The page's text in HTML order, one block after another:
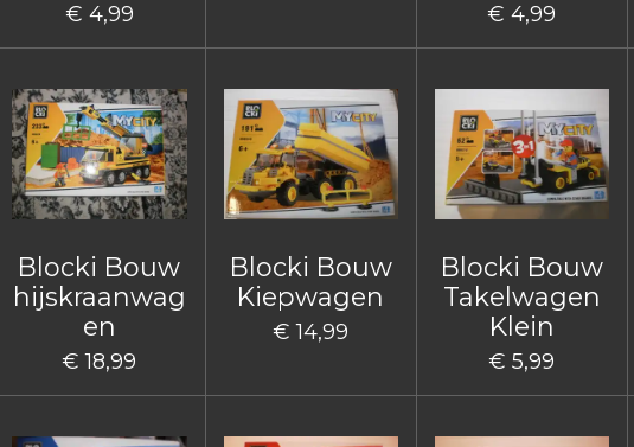
€ 4,99 € 4,99
Blocki Bouw
hijskraanwag
en
€ 18,99
Blocki Bouw
Kiepwagen
€ 14,99
Blocki Bouw
Takelwagen
Klein
€ 5,99